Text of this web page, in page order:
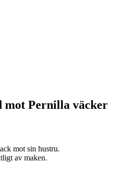
mot Pernilla väcker
mot sin hustru.
av maken.